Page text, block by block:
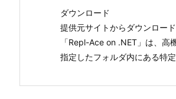
ダウンロード
提供元サイトからダウンロード
「Repl-Ace on .NET」は、高
指定したフォルダ内にある特